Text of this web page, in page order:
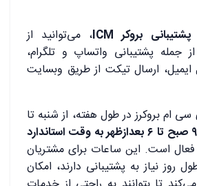
پشتیبانی بروکر ICM
، می‌توانید از
جمله پشتیبانی واتساپ و تلگرام،
ایمیل، ارسال تیکت از طریق وبسایت
ام بروکرز در طول هفته، از شنبه تا
ساعت ۹ صبح تا ۶ بعدازظهر به وقت استاندارد
فعال است. این ساعات برای مشتریان
روز نیاز به پشتیبانی دارند، امکان